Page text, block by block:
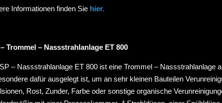
Informationen finden Sie hier.
Trommel – Nassstrahlanlage ET 800
– Nassstrahlanlage ET 800 ist eine Trommel – Nassstrahlanlage
dafür ausgelegt ist, um an sehr kleinen Bauteilen
Rost, Zunder, Farbe oder sonstige organische